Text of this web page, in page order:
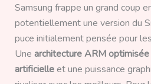
Samsung frappe un grand coup
potentiellement une version du
puce initialement pensée pour
Une architecture ARM optimisée
artificielleet une puissance